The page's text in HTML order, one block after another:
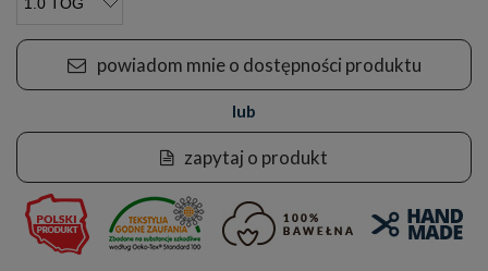
powiadom mnie o dostępności produktu
lub
zapytaj o produkt